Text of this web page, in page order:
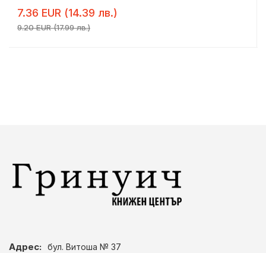
7.36 EUR (14.39 лв.)
9.20 EUR (17.99 лв.)
Адрес: бул. Витоша № 37